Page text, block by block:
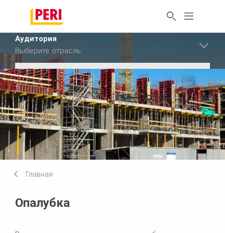
Главная
Опалубка
Аудитория
Выберите отрасль
Аудитория
Промышленность
Аудитория
Строительство
Сбросить фильтр